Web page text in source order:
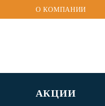
О КОМПАНИИ
АКЦИИ